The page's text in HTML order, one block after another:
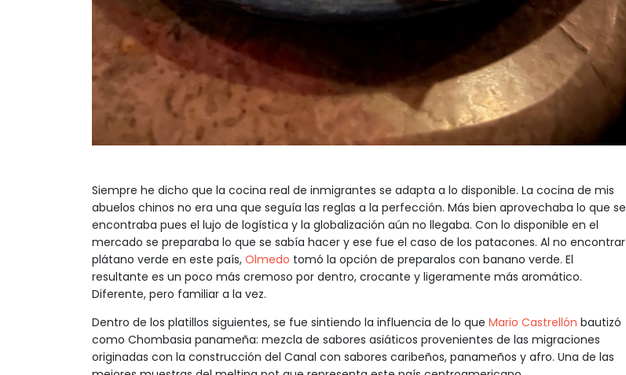
Siempre he dicho que la cocina real de inmigrantes se adapta a lo disponible. La cocina de mis
abuelos chinos no era una que seguía las reglas a la perfección. Más bien aprovechaba lo que se
encontraba pues el lujo de logística y la globalización aún no llegaba. Con lo disponible en el
mercado se preparaba lo que se sabía hacer y ese fue el caso de los patacones. Al no encontrar
plátano verde en este país, Olmedo tomó la opción de preparalos con banano verde. El
resultante es un poco más cremoso por dentro, crocante y ligeramente más aromático.
Diferente, pero familiar a la vez.
Dentro de los platillos siguientes, se fue sintiendo la influencia de lo que Mario Castrellón bautizó
como Chombasia panameña: mezcla de sabores asiáticos provenientes de las migraciones
originadas con la construcción del Canal con sabores caribeños, panameños y afro. Una de las